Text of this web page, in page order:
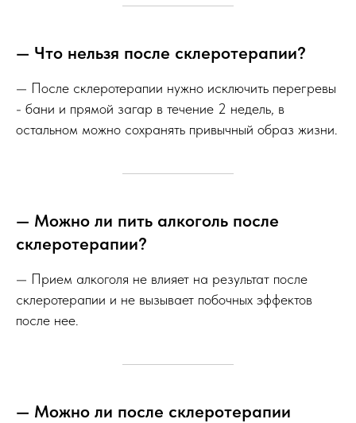
— Что нельзя после склеротерапии?
— После склеротерапии нужно исключить перегревы
- бани и прямой загар в течение 2 недель, в
остальном можно сохранять привычный образ жизни.
— Можно ли пить алкоголь после
склеротерапии?
— Прием алкоголя не влияет на результат после
склеротерапии и не вызывает побочных эффектов
после нее.
— Можно ли после склеротерапии